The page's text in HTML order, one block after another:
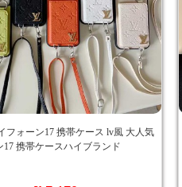
フォーン17 携帯ケース lv風 大人気
17 携帯ケースハイブランド